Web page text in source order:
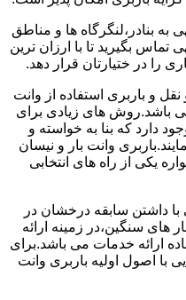
به بنادر،لنگرگاه ها و مناطق
تماس بگیرید تا با ارزان ترین
را در ختیارتان قرار دهد.
و باربری استفاده از وانت
باشد.روش های زیادی برای
دارد که بنا به خواسته و
وانت بار و نیسان
یکی از راه های انتخابی
با داشتن سابقه درخشان در
های سنگین،در زمینه ارائه
ارائه خدمات می باشد.برای
با اصول اولیه باربری وانت